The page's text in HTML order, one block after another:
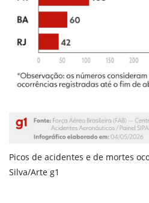
Picos de acidentes e de mortes
Silva/Arte g1